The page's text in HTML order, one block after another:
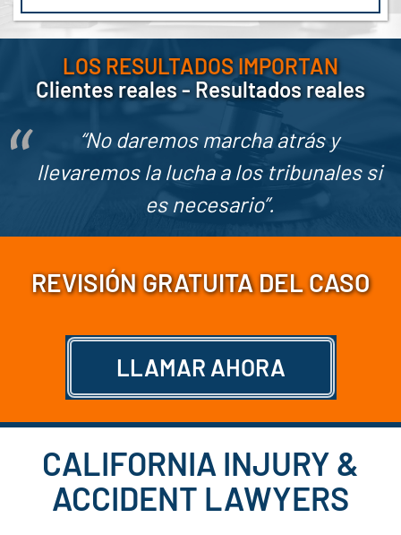
LOS RESULTADOS IMPORTAN
Clientes reales - Resultados reales
“No daremos marcha atrás y
llevaremos la lucha a los tribunales si
es necesario”.
REVISIÓN GRATUITA DEL CASO
LLAMAR AHORA
CALIFORNIA INJURY &
ACCIDENT LAWYERS